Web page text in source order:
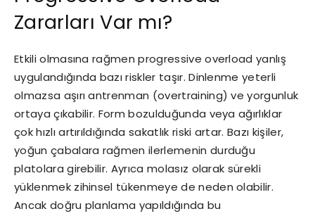
Zararları Var mı?
Etkili olmasına rağmen progressive overload yanlış
uygulandığında bazı riskler taşır. Dinlenme yeterli
olmazsa aşırı antrenman (overtraining) ve yorgunluk
ortaya çıkabilir. Form bozulduğunda veya ağırlıklar
çok hızlı artırıldığında sakatlık riski artar. Bazı kişiler,
yoğun çabalara rağmen ilerlemenin durduğu
platolara girebilir. Ayrıca molasız olarak sürekli
yüklenmek zihinsel tükenmeye de neden olabilir.
Ancak doğru planlama yapıldığında bu